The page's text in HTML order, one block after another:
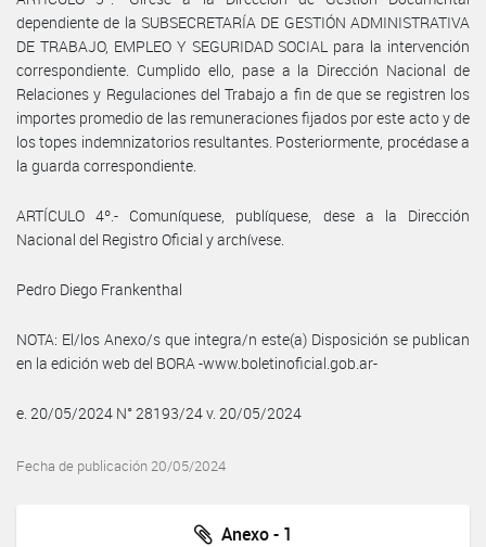
dependiente de la SUBSECRETARÍA DE GESTIÓN ADMINISTRATIVA
DE TRABAJO, EMPLEO Y SEGURIDAD SOCIAL para la intervención
correspondiente. Cumplido ello, pase a la Dirección Nacional de
Relaciones y Regulaciones del Trabajo a fin de que se registren los
importes promedio de las remuneraciones fijados por este acto y de
los topes indemnizatorios resultantes. Posteriormente, procédase a
la guarda correspondiente.
ARTÍCULO 4º.- Comuníquese, publíquese, dese a la Dirección
Nacional del Registro Oficial y archívese.
Pedro Diego Frankenthal
NOTA: El/los Anexo/s que integra/n este(a) Disposición se publican
en la edición web del BORA -www.boletinoficial.gob.ar-
e. 20/05/2024 N° 28193/24 v. 20/05/2024
Fecha de publicación 20/05/2024
Anexo - 1